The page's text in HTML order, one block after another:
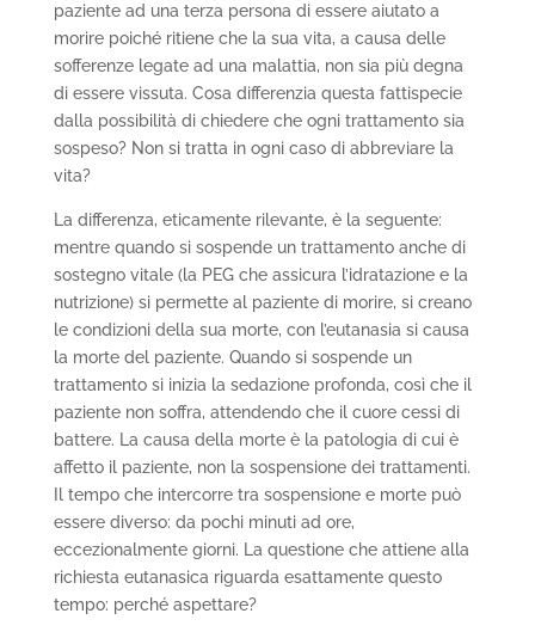
paziente ad una terza persona di essere aiutato a
morire poiché ritiene che la sua vita, a causa delle
sofferenze legate ad una malattia, non sia più degna
di essere vissuta. Cosa differenzia questa fattispecie
dalla possibilità di chiedere che ogni trattamento sia
sospeso? Non si tratta in ogni caso di abbreviare la
vita?
La differenza, eticamente rilevante, è la seguente:
mentre quando si sospende un trattamento anche di
sostegno vitale (la PEG che assicura l’idratazione e la
nutrizione) si permette al paziente di morire, si creano
le condizioni della sua morte, con l’eutanasia si causa
la morte del paziente. Quando si sospende un
trattamento si inizia la sedazione profonda, così che il
paziente non soffra, attendendo che il cuore cessi di
battere. La causa della morte è la patologia di cui è
affetto il paziente, non la sospensione dei trattamenti.
Il tempo che intercorre tra sospensione e morte può
essere diverso: da pochi minuti ad ore,
eccezionalmente giorni. La questione che attiene alla
richiesta eutanasica riguarda esattamente questo
tempo: perché aspettare?